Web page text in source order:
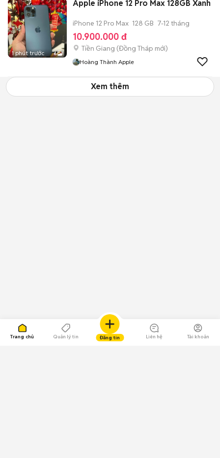
Trang chủ Quản lý tin Đăng tin Liên hệ Tài khoản
1 phút trước 6
Apple iPhone 12 Pro Max 128GB Xanh
iPhone 12 Pro Max 128 GB 7-12 tháng
10.900.000 đ
Tiền Giang (Đồng Tháp mới)
Hoàng Thành Apple
Xem thêm